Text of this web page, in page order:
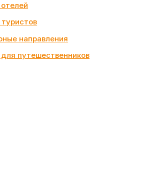
направления
путешественников